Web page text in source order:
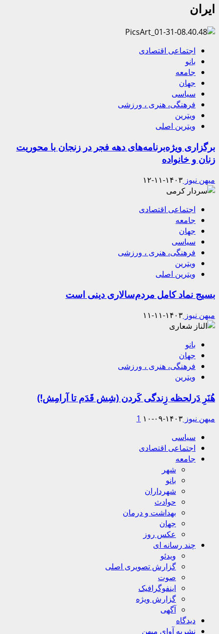
ایران
اجتماعی اقتصادی
بانو
جامعه
جهان
سیاسی
فرهنگی، هنری ، ورزشی
ویترین
ویترین اصلی
برگزاری ویژه‌برنامه‌های دهه فجر در زنجان با محوریت
زنان و خانواده
میهن نیوز ۱۴۰۳-۱۱-۱۲
اجتماعی اقتصادی
جامعه
جهان
سیاسی
فرهنگی، هنری ، ورزشی
ویترین
ویترین اصلی
بسیج نماد کامل مردم‌سالاری دینی است
میهن نیوز ۱۴۰۳-۱۱-۱۱
بانو
جهان
فرهنگی، هنری ، ورزشی
ویترین
هُنَرِ دَرلحظه زِندگی کَردن (شِش قَدَم تا آرامِش!)
میهن نیوز ۱۴۰۳-۰۹-۱۰
1
Primary
Menu
سیاسی
اجتماعی اقتصادی
جامعه
شهر
بانو
شهرداران
حوادث
بهداشت و درمان
جهان
عکس روز
چند رسانه ای
ویدئو
گزارش تصویری اصلی
صوت
اینفوگرافیک
گزارش ویژه
آگهی
دیدگاه
نشریه آوای میهن